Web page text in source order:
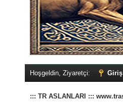
Hoşgeldin, Ziyaretçi:
::: TR ASLANLARI :::